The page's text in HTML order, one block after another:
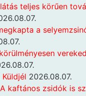
teljes körűen
a
2026.08.07.
kaftános zsidók is